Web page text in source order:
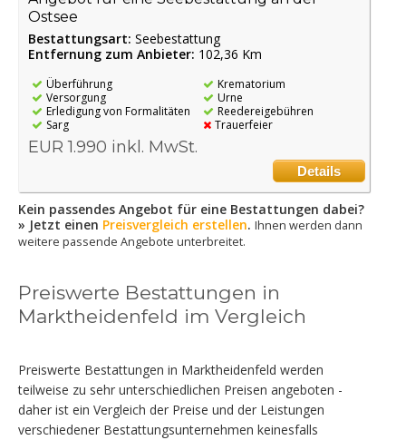
Ostsee
Bestattungsart: Seebestattung
Entfernung zum Anbieter: 102,36 Km
Überführung
Versorgung
Erledigung von Formalitäten
Sarg
Krematorium
Urne
Reedereigebühren
Trauerfeier
EUR 1.990 inkl. MwSt.
Details
Kein passendes Angebot für eine Bestattungen dabei?
» Jetzt einen Preisvergleich erstellen. Ihnen werden dann
weitere passende Angebote unterbreitet.
Preiswerte Bestattungen in
Marktheidenfeld im Vergleich
Preiswerte Bestattungen in Marktheidenfeld werden
teilweise zu sehr unterschiedlichen Preisen angeboten -
daher ist ein Vergleich der Preise und der Leistungen
verschiedener Bestattungsunternehmen keinesfalls